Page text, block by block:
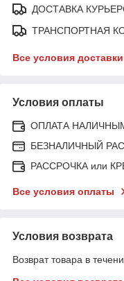
ДОСТАВКА
ТРАНСПОРТНАЯ
Все условия доставки
Условия оплаты
ОПЛАТА
БЕЗНАЛИЧНЫЙ
РАССРОЧКА или
Все условия оплаты
Условия возврата
Возврат товара в